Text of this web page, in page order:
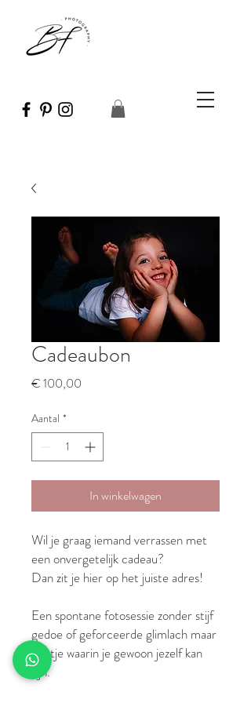
Cadeaubon
€ 100,00
Aantal *
In winkelwagen
Wil je graag iemand verrassen met
een onvergetelijk cadeau?
Dan zit je hier op het juiste adres!
Een spontane fotosessie zonder stijf
gedoe of geforceerde glimlach maar
eentje waarin je gewoon jezelf kan
zijn.